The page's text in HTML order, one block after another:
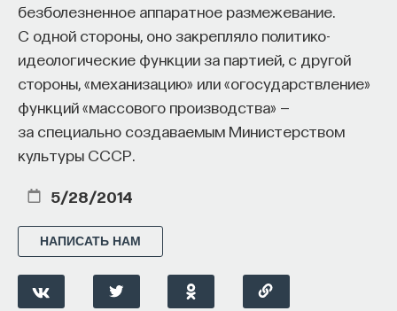
безболезненное аппаратное размежевание.
С одной стороны, оно закрепляло политико-
идеологические функции за партией, с другой
стороны, «механизацию» или «огосударствление»
функций «массового производства» —
за специально создаваемым Министерством
культуры СССР.
5/28/2014
НАПИСАТЬ НАМ
это, я должен добавить, что, хотя стоики
и не искали мирского успеха, часто все равно его
получали.
Вне всякого сомнения, философы, о которых
мы говорим, в свое время считались успешными
людьми. Сенека и Марк Аврелий были богаты
и знамениты, Музоний и Эпиктет как главы
популярных школ тоже пользовались
финансово обеспечены, поэтому они оказались
и все же обрели его.